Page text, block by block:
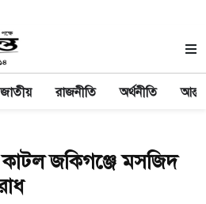
জাতীয় রাজনীতি অর্থনীতি
কাটল জকিগঞ্জে মসজিদ